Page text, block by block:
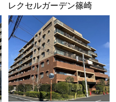
レクセルガーデン篠崎